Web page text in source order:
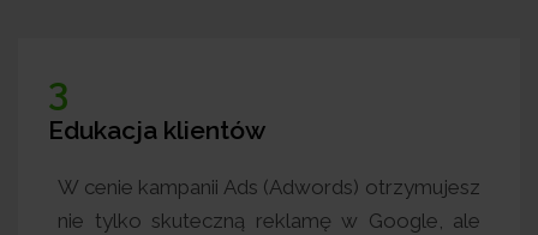
dlatego
z naszymi
Edukacja klientów
W cenie kampanii Ads (Adwords)
nie tylko skuteczną reklamę w